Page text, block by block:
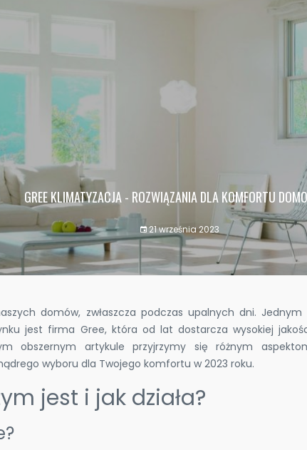
GREE KLIMATYZACJA - ROZWIĄZANIA DLA KOMFORTU
21 września 2023
domów, zwłaszcza podczas upalnych dni. Jednym
jest firma Gree, która od lat dostarcza wysokiej
obszernym artykule przyjrzymy się różnym
wyboru dla Twojego komfortu w 2023 roku.
jest i jak działa?